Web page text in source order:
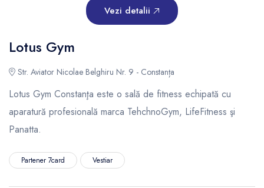
Vezi detalii
Lotus Gym
Str. Aviator Nicolae Belghiru Nr. 9 - Constanța
Lotus Gym Constanţa este o sală de fitness echipată cu
aparatură profesională marca TehchnoGym, LifeFitness şi
Panatta.
Partener 7card Vestiar